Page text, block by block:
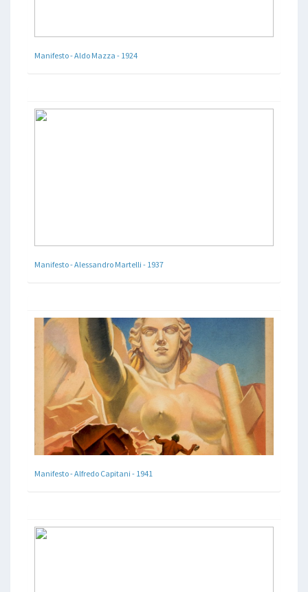
Manifesto - Aldo Mazza - 1924
Manifesto - Alessandro Martelli - 1937
Manifesto - Alfredo Capitani - 1941